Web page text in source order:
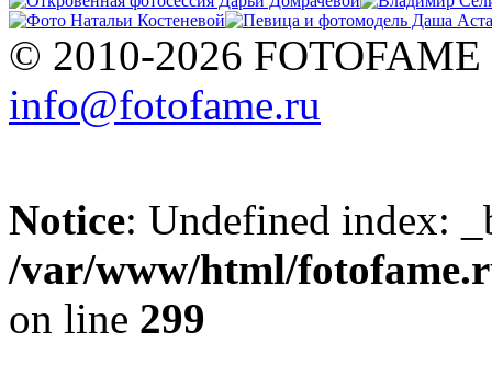
© 2010-2026 FOTOFAME
info@fotofame.ru
Notice: Undefined index:
/var/www/html/
on line 299